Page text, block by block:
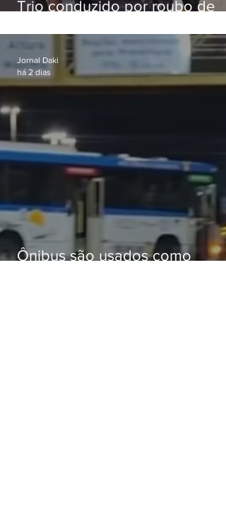
Trio conduzido por roubo de
passagens
Ônibus são usados como
Jornal Daki
há 2 dias